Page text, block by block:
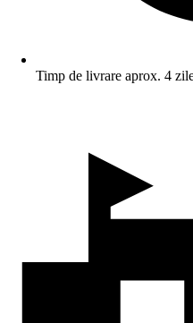
Timp de livrare aprox. 4